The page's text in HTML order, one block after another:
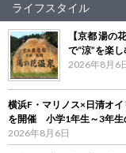
ライフスタイル
【京都 湯の
で“涼”を楽
2026年8月6
横浜F・マリノス×日清オ
を開催 小学1年生～3年生
2026年8月6日